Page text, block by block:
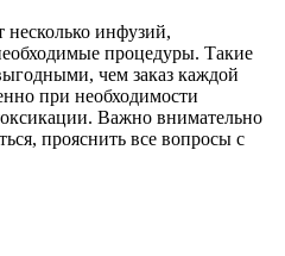
инфузий,
процедуры. Такие
чем заказ каждой
при необходимости
Важно внимательно
прояснить все вопросы с